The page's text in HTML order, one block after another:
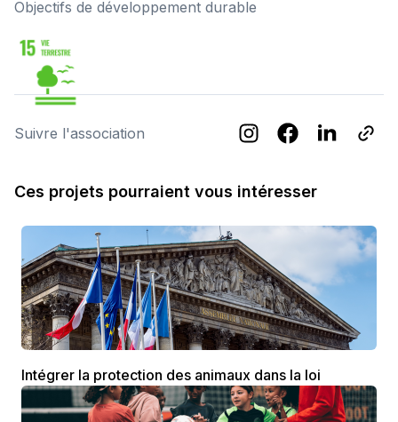
Objectifs de développement durable
Suivre l'association
Ces projets pourraient vous intéresser
Intégrer la protection des animaux dans la loi